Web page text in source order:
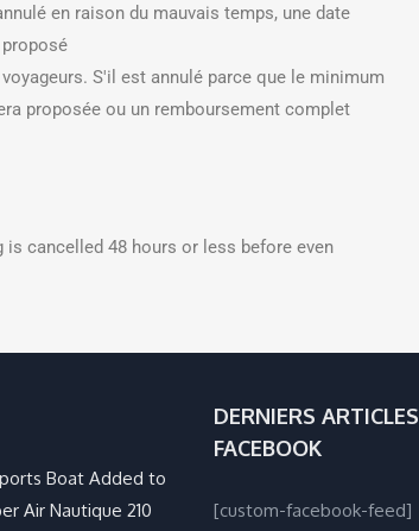
en raison du mauvais temps, une date
S'il est annulé parce que le minimum
proposée ou un remboursement complet
cancelled 48 hours or less before even
Boat Added to
Air Nautique 210
DERNIERS ARTICLES
FACEBOOK
[custom-facebook-feed]